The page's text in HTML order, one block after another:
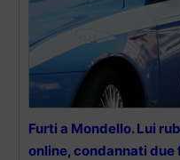
Furti a Mondello. Lui
online, condannati